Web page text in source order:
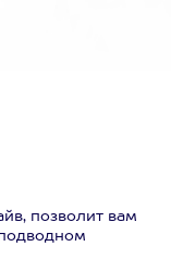
позволит вам